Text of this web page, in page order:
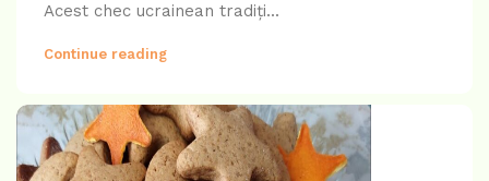
Acest chec ucrainean tradiți...
Continue reading